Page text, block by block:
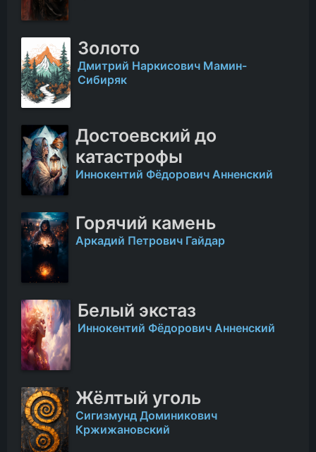
Золото
Дмитрий Наркисович Мамин-
Сибиряк
Достоевский до
катастрофы
Иннокентий Фёдорович Анненский
Горячий камень
Аркадий Петрович Гайдар
Белый экстаз
Иннокентий Фёдорович Анненский
Жёлтый уголь
Сигизмунд Доминикович
Кржижановский